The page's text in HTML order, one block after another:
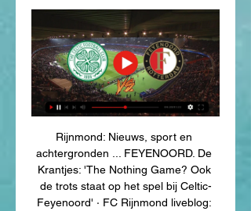
Rijnmond: Nieuws, sport en
achtergronden ... FEYENOORD. De
Krantjes: 'The Nothing Game? Ook
de trots staat op het spel bij Celtic-
Feyenoord' · FC Rijnmond liveblog: